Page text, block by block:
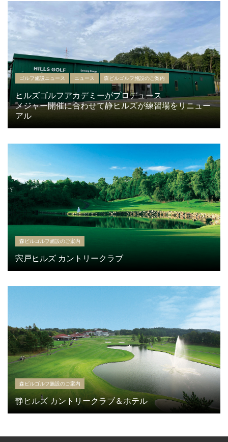
ゴルフ施設ニュース ニュース 森ビルゴルフ施設のご案内
ヒルズゴルフアカデミーがプロデュース
メジャー開催に合わせて静ヒルズが練習場をリニュー
アル
森ビルゴルフ施設のご案内
宍戸ヒルズ カントリークラブ
森ビルゴルフ施設のご案内
静ヒルズ カントリークラブ＆ホテル